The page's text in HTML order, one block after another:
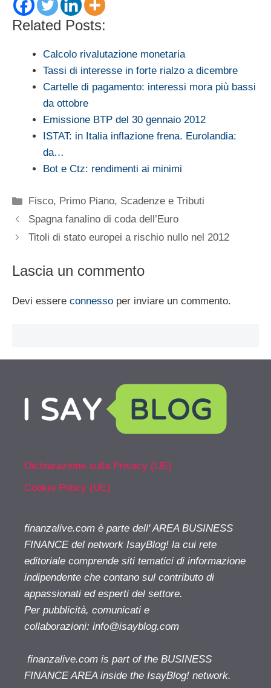
Related Posts:
Calcolo rivalutazione monetaria
Tassi di interesse in forte rialzo a dicembre
Cartelle di pagamento: interessi mora più bassi
da ottobre
Emissione BTP del 30 gennaio 2012
ISTAT: in Italia inflazione frena. Eurolandia:
da…
Bot e Ctz: rendimenti ai minimi
Categorie
Fisco, Primo Piano, Scadenze e Tributi
Spagna fanalino di coda dell’Euro
Titoli di stato europei a rischio nullo nel 2012
Lascia un commento
Devi essere connesso per inviare un commento.
Dichiarazione sulla Privacy (UE)
Cookie Policy (UE)
finanzalive.com è parte dell' AREA BUSINESS
FINANCE del network IsayBlog! la cui rete
editoriale comprende siti tematici di informazione
indipendente che contano sul contributo di
appassionati ed esperti del settore.
Per pubblicità, comunicati e
collaborazioni: info@isayblog.com
finanzalive.com is part of the BUSINESS
FINANCE AREA inside the IsayBlog! network.